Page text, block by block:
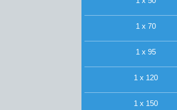
1 x 70
1 x 95
1 x 120
1 x 150